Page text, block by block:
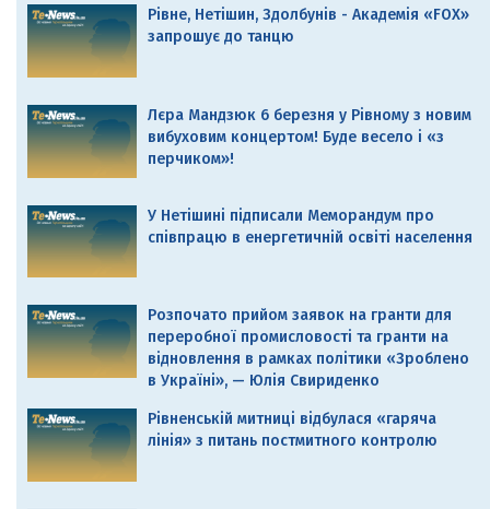
Рівне, Нетішин, Здолбунів - Академія «FOX»
запрошує до танцю
Лєра Мандзюк 6 березня у Рівному з новим
вибуховим концертом! Буде весело і «з
перчиком»!
У Нетішині підписали Меморандум про
співпрацю в енергетичній освіті населення
Розпочато прийом заявок на гранти для
переробної промисловості та гранти на
відновлення в рамках політики «Зроблено
в Україні», — Юлія Свириденко
Рівненській митниці відбулася «гаряча
лінія» з питань постмитного контролю